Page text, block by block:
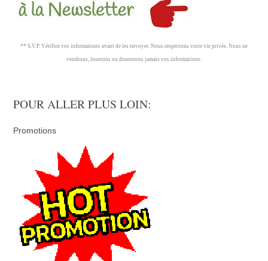
** S.V.P. Vérifiez vos informations avant de les envoyer. Nous respectons votre vie privée. Nous ne
vendrons, louerons ou donnerons jamais vos informations.
POUR ALLER PLUS LOIN:
Promotions